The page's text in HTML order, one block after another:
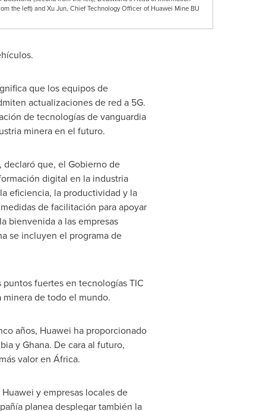
the left) and Xu Jun, Chief Technology Officer of Huawei Mine BU
que los equipos de
actualizaciones de red a 5G.
de tecnologías de vanguardia
minera en el futuro.
que, el Gobierno de
digital en la industria
eficiencia, la productividad y la
de facilitación para apoyar
bienvenida a las empresas
se incluyen el programa de
fuertes en tecnologías TIC
de todo el mundo.
años, Huawei ha proporcionado
yGhana. De cara al futuro,
valor en África.
y empresas locales de
planea desplegar también la